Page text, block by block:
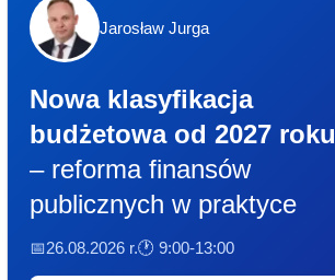
Jarosław Jurga
Nowa klasyfikacja
budżetowa od 2027 roku
– reforma finansów
publicznych w praktyce
📅26.08.2026 r.🕐 9:00-13:00